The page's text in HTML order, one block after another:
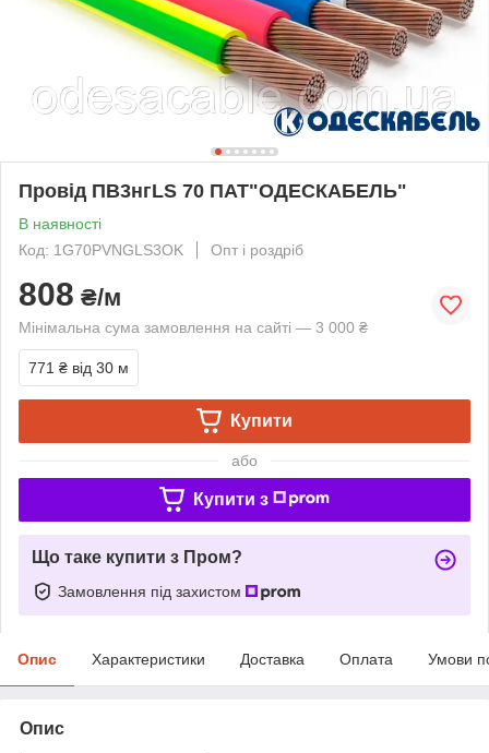
Провід ПВ3нгLS 70 ПАТ"ОДЕСКАБЕЛЬ"
В наявності
Код: 1G70PVNGLS3OK
Опт і роздріб
808 ₴/м
Мінімальна сума замовлення на сайті — 3 000 ₴
771 ₴ від 30 м
Купити
або
Купити з
Що таке купити з Пром?
Замовлення під захистом
Опис Характеристики Доставка Оплата Умови
Опис